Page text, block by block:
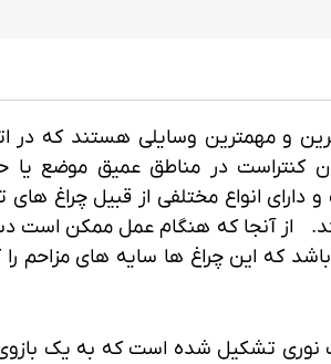
ترین و مهمترین وسایلی هستند که
کنتراست در مناطق عمیق موضع یا
دارای انواع مختلفی از قبیل چراغ
از آنجا که هنگام عمل ممکن است
باشد که این چراغ ها سایه های مزاحم
تشکیل شده است که به یک